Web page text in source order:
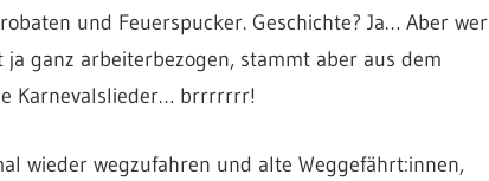
und Feuerspucker. Geschichte? Ja… Aber wer
ganz arbeiterbezogen, stammt aber aus dem
Karnevalslieder… brrrrrrr!
wieder wegzufahren und alte Weggefährt:innen,